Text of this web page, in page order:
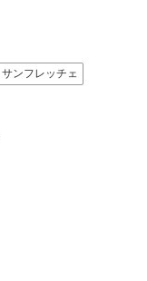
サンフレッチェ